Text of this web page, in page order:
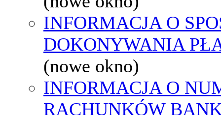
INFORMACJA O
DOKONYWANIA
(nowe okno)
INFORMACJA O
RACHUNKÓW